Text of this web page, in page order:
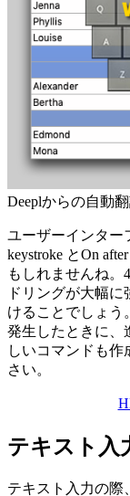
Deeplからの自動
ユーザーインター
keystroke とOn
もしれませんね。
ドリングが大幅
けることでしょう
発生したときに、
しいコマンドも
さい。
テキスト入
テキスト入力の際